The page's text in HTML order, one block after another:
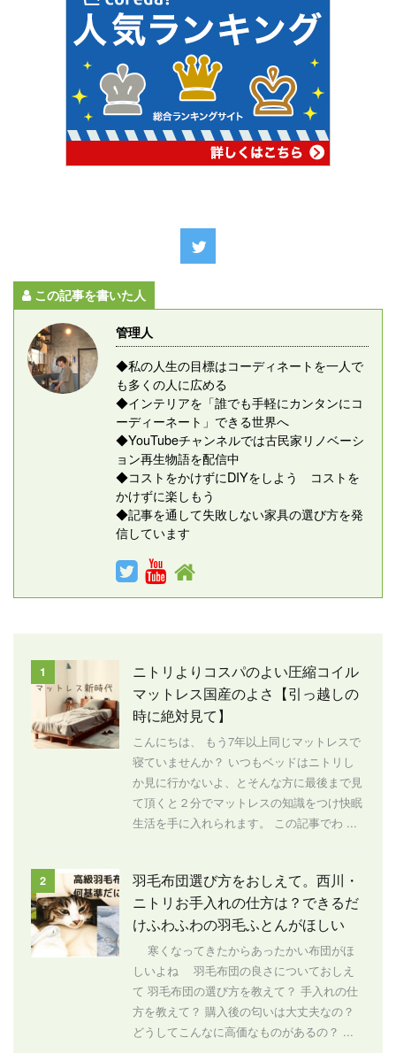
この記事を書いた人
管理人
◆私の人生の目標はコーディネートを一人で
も多くの人に広める
◆インテリアを「誰でも手軽にカンタンにコ
ーディーネート」できる世界へ
◆YouTubeチャンネルでは古民家リノベーシ
ョン再生物語を配信中
◆コストをかけずにDIYをしよう コストを
かけずに楽しもう
◆記事を通して失敗しない家具の選び方を発
信しています
1
ニトリよりコスパのよい圧縮コイル
マットレス国産のよさ【引っ越しの
時に絶対見て】
こんにちは、 もう7年以上同じマットレスで
寝ていませんか？ いつもベッドはニトリし
か見に行かないよ、とそんな方に最後まで見
て頂くと２分でマットレスの知識をつけ快眠
生活を手に入れられます。 この記事でわ ...
2
羽毛布団選び方をおしえて。西川・
ニトリお手入れの仕方は？できるだ
けふわふわの羽毛ふとんがほしい
寒くなってきたからあったかい布団がほ
しいよね 羽毛布団の良さについておしえ
て 羽毛布団の選び方を教えて？ 手入れの仕
方を教えて？ 購入後の匂いは大丈夫なの？
どうしてこんなに高価なものがあるの？ ...